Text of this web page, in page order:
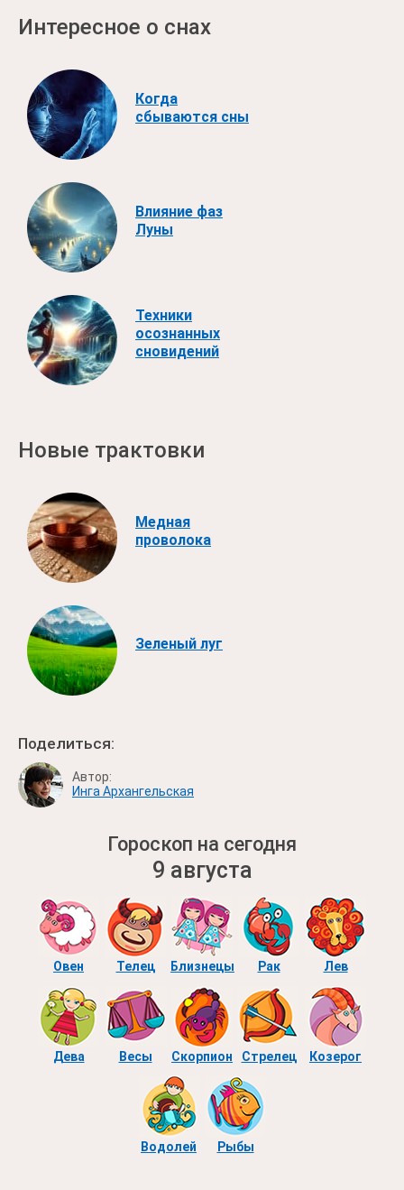
Интересное о снах
Когда
сбываются сны
Влияние фаз
Луны
Техники
осознанных
сновидений
Новые трактовки
Медная
проволока
Зеленый луг
Поделиться:
Автор:
Инга Архангельская
Гороскоп на сегодня
9 августа
Овен Телец Близнецы Рак Лев
Дева Весы Скорпион Стрелец Козерог
Водолей Рыбы